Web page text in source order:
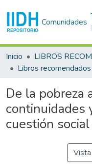
Comunidades
Inicio
LIBROS
Libros recomendados
De la pobreza
continuidades
cuestión